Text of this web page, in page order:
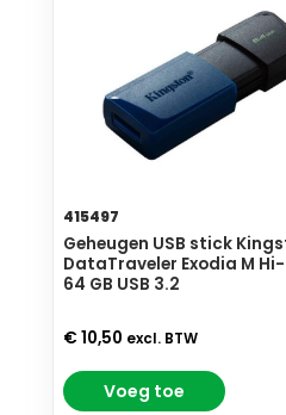
415497
Geheugen USB stick
DataTraveler Exodia M
64 GB USB 3.2
€ 10,50 excl. BTW
Voeg toe